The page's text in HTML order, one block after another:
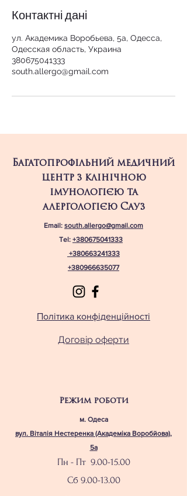
Контактні дані
ул. Академика Воробьева, 5а, Одесса,
Одесская область, Украина
380675041333
south.allergo@gmail.com
Багатопрофільний медичний
центр з клінічною
імунологією та
алергологією Сауз
Email: south.allergo@gmail.com
Tel: +380675041333
+380663241333
+380966635077
Політика конфіденційності
Договір оферти
Режим роботи
м. Одеса
вул. Віталія Нестеренка (Академіка Воробйова),
5а
Пн - Пт 9.00-15.00
Сб 9.00-13.00